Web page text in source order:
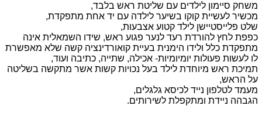
משחק סיימון לילדים עם שליטת ראש בלבד,
מכשיר לעשיית קוקו בשיער לילדה עם יד אחת מתפקדת,
שלט פלייסטיישן לילד קטוע אצבעות,
כפפת לחץ להורדת רעד לנער פגוע ראש, שידו השמאלית אינה
מתפקדת כלל ולידו הימנית בעיית קואורדינציה קשה שלא מאפשרת
לו לעשות פעולות יומיומיות- אכילה, שתייה, כתיבה ועוד,
תמיכת ראש מיוחדת לילד בעל נכויות קשות אשר מתקשה בשליטה
על הראש,
מעמד לטלפון נייד לכיסא גלגלים,
הגבהה ניידת ומתקפלת לשירותים.